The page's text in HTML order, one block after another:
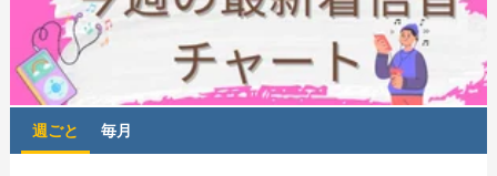
週ごと 毎月